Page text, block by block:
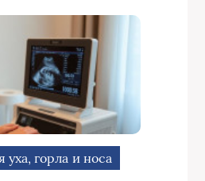
уха, горла и носа